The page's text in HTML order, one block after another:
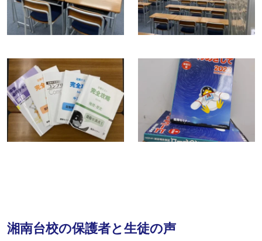
湘南台校の保護者と生徒の声